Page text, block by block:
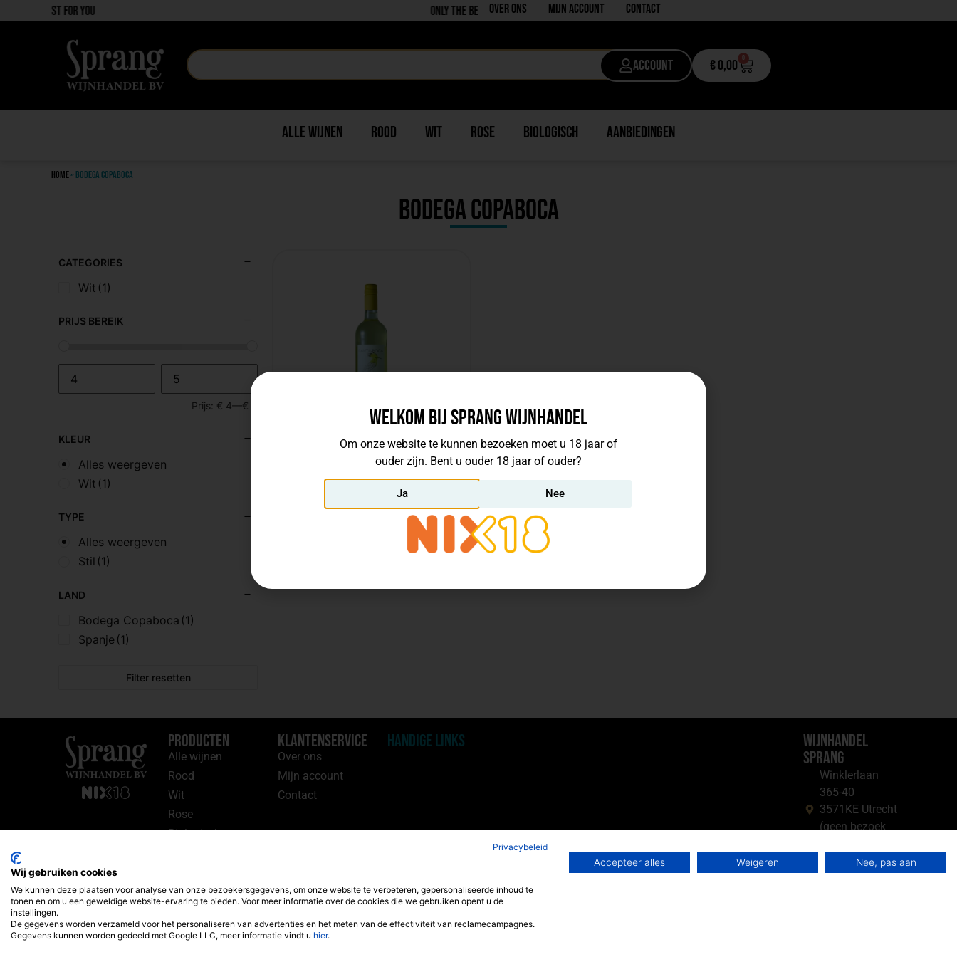
Privacybeleid
Wij gebruiken cookies
We kunnen deze plaatsen voor analyse van onze bezoekersgegevens, om onze website te verbeteren, gepersonaliseerde inhoud te
tonen en om u een geweldige website-ervaring te bieden. Voor meer informatie over de cookies die we gebruiken opent u de
instellingen.
De gegevens worden verzameld voor het personaliseren van advertenties en het meten van de effectiviteit van reclamecampagnes.
Gegevens kunnen worden gedeeld met Google LLC, meer informatie vindt u hier.
Accepteer alles Weigeren Nee, pas aan
Only the best in price Only the best in quality
Over ons Mijn account Contact
Account € 0,00 0
Alle wijnen Rood Wit Rose Biologisch Aanbiedingen
Home» Bodega Copaboca
Bodega Copaboca
CATEGORIES
Wit (1)
PRIJS BEREIK
Prijs: € 4—€ 5
KLEUR
Alles weergeven
Wit (1)
TYPE
Alles weergeven
Stil (1)
LAND
Bodega Copaboca (1)
Spanje (1)
Filter resetten
4,97
Canta Boca Verdejo
Wijnhuis:
Spanje
Producten
Alle wijnen
Rood
Wit
Rose
Biologisch
Klantenservice
Over ons
Mijn account
Contact
Handige Links
Wijnhandel
Sprang
Winklerlaan
365-40
3571KE Utrecht
(geen bezoek
06 34 73 69 05
Welkom bij Sprang Wijnhandel
Om onze website te kunnen bezoeken moet u 18 jaar of
ouder zijn. Bent u ouder 18 jaar of ouder?
Ja Nee